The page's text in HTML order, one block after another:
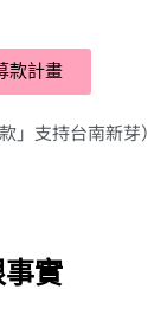
款計畫
」支持台南新芽）
實